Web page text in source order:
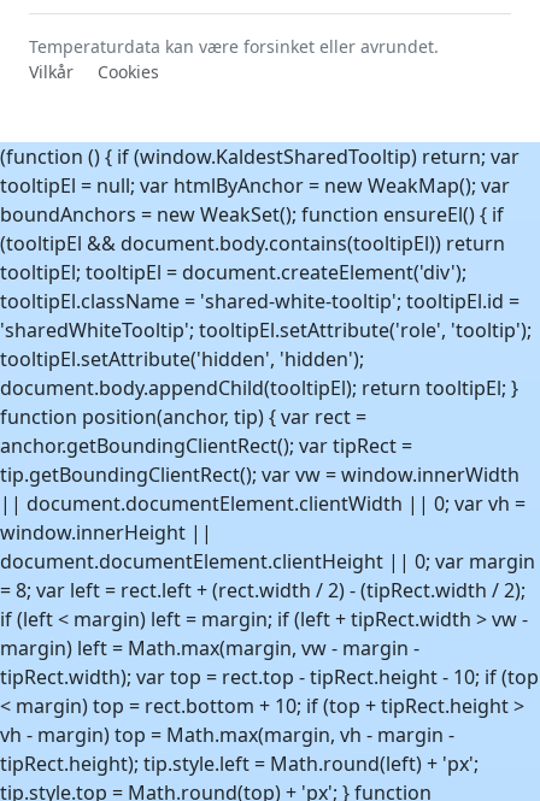
Temperaturdata kan være forsinket eller avrundet.
Vilkår
Cookies
(function () { if (window.KaldestSharedTooltip) return; var
tooltipEl = null; var htmlByAnchor = new WeakMap(); var
boundAnchors = new WeakSet(); function ensureEl() { if
(tooltipEl && document.body.contains(tooltipEl)) return
tooltipEl; tooltipEl = document.createElement('div');
tooltipEl.className = 'shared-white-tooltip'; tooltipEl.id =
'sharedWhiteTooltip'; tooltipEl.setAttribute('role', 'tooltip');
tooltipEl.setAttribute('hidden', 'hidden');
document.body.appendChild(tooltipEl); return tooltipEl; }
function position(anchor, tip) { var rect =
anchor.getBoundingClientRect(); var tipRect =
tip.getBoundingClientRect(); var vw = window.innerWidth
|| document.documentElement.clientWidth || 0; var vh =
window.innerHeight ||
document.documentElement.clientHeight || 0; var margin
= 8; var left = rect.left + (rect.width / 2) - (tipRect.width / 2);
if (left < margin) left = margin; if (left + tipRect.width > vw -
margin) left = Math.max(margin, vw - margin -
tipRect.width); var top = rect.top - tipRect.height - 10; if (top
< margin) top = rect.bottom + 10; if (top + tipRect.height >
vh - margin) top = Math.max(margin, vh - margin -
tipRect.height); tip.style.left = Math.round(left) + 'px';
tip.style.top = Math.round(top) + 'px'; } function